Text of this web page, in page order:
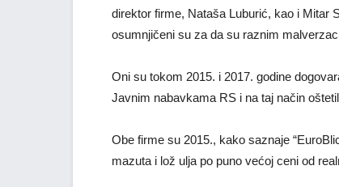
direktor firme, Nataša Luburić, kao i Mitar
osumnjičeni su za da su raznim
Oni su tokom 2015. i 2017. godine
Javnim nabavkama RS i na taj način
Obe firme su 2015., kako saznaje
mazuta i lož ulja po puno većoj ceni od